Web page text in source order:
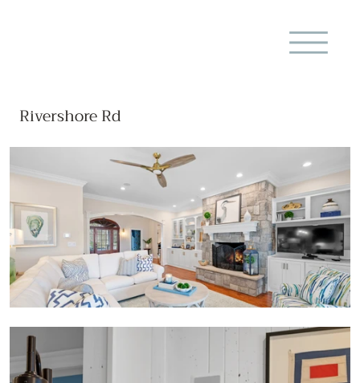
Rivershore Rd